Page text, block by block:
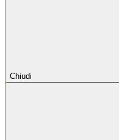
Chiudi